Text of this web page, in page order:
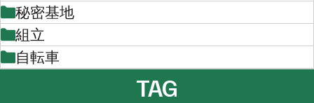
秘密基地
組立
自転車
TAG